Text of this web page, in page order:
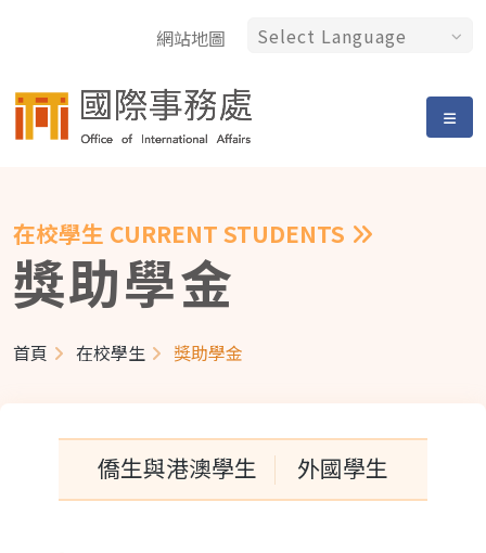
網站地圖
在校學生 CURRENT STUDENTS
獎助學金
首頁 在校學生 獎助學金
僑生與港澳學生 外國學生